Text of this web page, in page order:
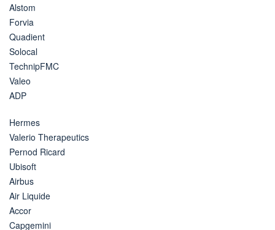
Alstom
Forvia
Quadient
Solocal
TechnipFMC
Valeo
ADP
Hermes
Valerio Therapeutics
Pernod Ricard
Ubisoft
Airbus
Air Liquide
Accor
Capgemini